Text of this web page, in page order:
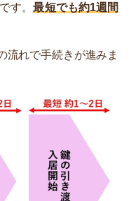
す。最短でも約1週間
流れで手続きが進みま